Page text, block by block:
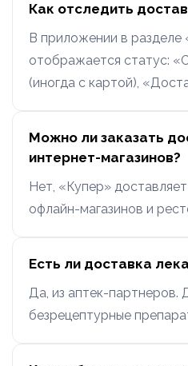
Как отследить
В приложении в разделе
отображается статус:
(иногда с картой),
Можно ли заказать
интернет-магазинов?
Нет, «Купер»
офлайн-магазинов и
Есть ли доставка
Да, из аптек-партнеров.
безрецептурные